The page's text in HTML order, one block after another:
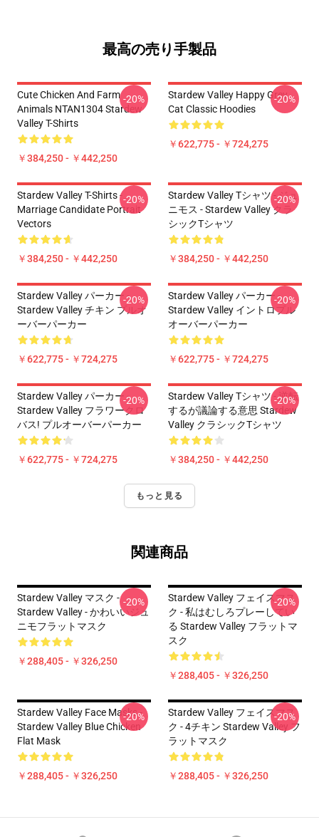
最高の売り手製品
Cute Chicken And Farm
Animals NTAN1304 Stardew
Valley T-Shirts
￥384,250 - ￥442,250
-20%
Stardew Valley Happy Grey
Cat Classic Hoodies
￥622,775 - ￥724,275
-20%
Stardew Valley T-Shirts -
Marriage Candidate Portrait
Vectors
￥384,250 - ￥442,250
-20%
Stardew Valley Tシャツ - ジュ
ニモス - Stardew Valley クラ
シックTシャツ
￥384,250 - ￥442,250
-20%
Stardew Valley パーカー -
Stardew Valley チキン プルオ
ーバーパーカー
￥622,775 - ￥724,275
-20%
Stardew Valley パーカー -
Stardew Valley イントロプル
オーバーパーカー
￥622,775 - ￥724,275
-20%
Stardew Valley パーカー -
Stardew Valley フラワークロ
バス! プルオーバーパーカー
￥622,775 - ￥724,275
-20%
Stardew Valley Tシャツ - 逆転
するが議論する意思 Stardew
Valley クラシックTシャツ
￥384,250 - ￥442,250
-20%
もっと見る
関連商品
Stardew Valley マスク -
Stardew Valley - かわいいジュ
ニモフラットマスク
￥288,405 - ￥326,250
-20%
Stardew Valley フェイスマス
ク - 私はむしろプレーしてい
る Stardew Valley フラットマ
スク
￥288,405 - ￥326,250
-20%
Stardew Valley Face Masks -
Stardew Valley Blue Chicken
Flat Mask
￥288,405 - ￥326,250
-20%
Stardew Valley フェイスマス
ク - 4チキン Stardew Valley フ
ラットマスク
￥288,405 - ￥326,250
-20%